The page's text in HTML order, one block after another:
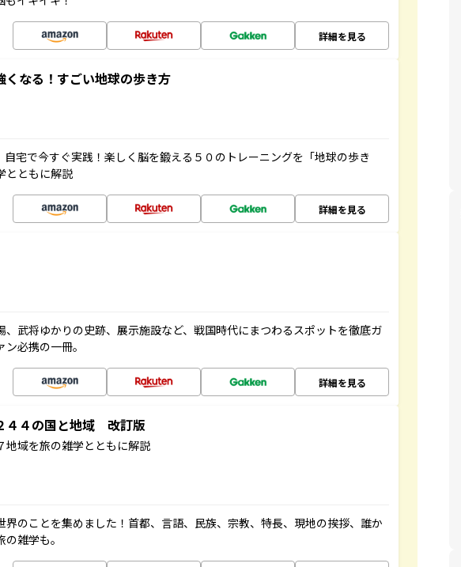
詳細を見る
くなる！すごい地球の歩き方
自宅で今すぐ実践！楽しく脳を鍛える５０のトレーニングを「地球の歩き
とともに解説
詳細を見る
、武将ゆかりの史跡、展示施設など、戦国時代にまつわるスポットを徹底ガ
必携の一冊。
詳細を見る
４の国と地域 改訂版
地域を旅の雑学とともに解説
界のことを集めました！首都、言語、民族、宗教、特長、現地の挨拶、誰か
雑学も。